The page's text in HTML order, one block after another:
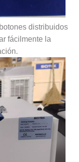
distribuidos
fácilmente la